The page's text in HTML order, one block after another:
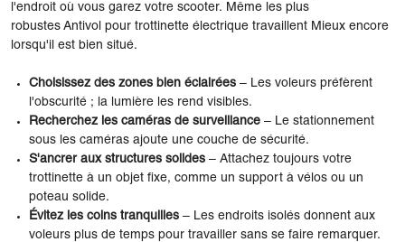
l'endroit où vous garez votre scooter. Même les plus
robustes Antivol pour trottinette électrique travaillent Mieux encore
lorsqu'il est bien situé.
Choisissez des zones bien éclairées – Les voleurs préfèrent
l'obscurité ; la lumière les rend visibles.
Recherchez les caméras de surveillance – Le stationnement
sous les caméras ajoute une couche de sécurité.
S'ancrer aux structures solides – Attachez toujours votre
trottinette à un objet fixe, comme un support à vélos ou un
poteau solide.
Évitez les coins tranquilles – Les endroits isolés donnent aux
voleurs plus de temps pour travailler sans se faire remarquer.